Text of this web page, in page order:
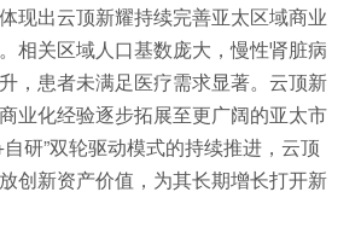
现出云顶新耀持续完善亚太区域商业
相关区域人口基数庞大，慢性肾脏病
，患者未满足医疗需求显著。云顶新
业化经验逐步拓展至更广阔的亚太市
研”双轮驱动模式的持续推进，云顶
创新资产价值，为其长期增长打开新